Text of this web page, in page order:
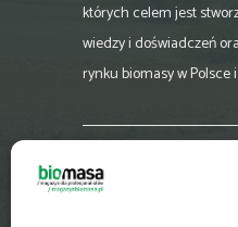
których celem jest
wiedzy i doświadczeń
rynku biomasy w